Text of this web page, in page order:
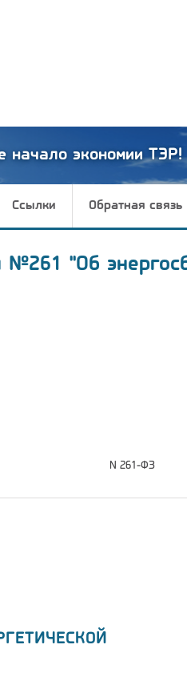
начало экономии ТЭР!
Ссылки Обратная связь
№261 "Об
N 261-ФЗ